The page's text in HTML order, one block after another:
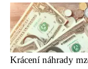
Krácení náhrady